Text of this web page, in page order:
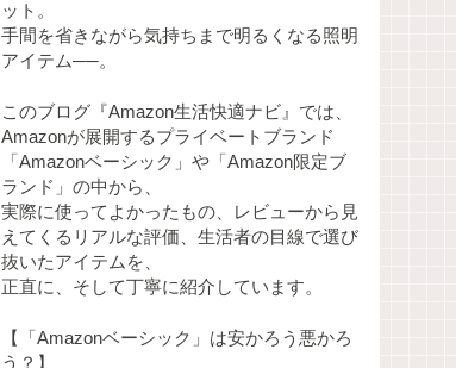
ット。
手間を省きながら気持ちまで明るくなる照明
アイテム──。
このブログ『Amazon生活快適ナビ』では、
Amazonが展開するプライベートブランド
「Amazonベーシック」や「Amazon限定ブ
ランド」の中から、
実際に使ってよかったもの、レビューから見
えてくるリアルな評価、生活者の目線で選び
抜いたアイテムを、
正直に、そして丁寧に紹介しています。
【「Amazonベーシック」は安かろう悪かろ
う？】